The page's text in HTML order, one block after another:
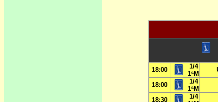
18:00
1/4
1ªM
18:00
1/4
1ªM
18:30
1/4